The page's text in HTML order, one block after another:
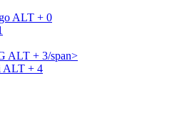
ALT + 0
ALT + 3/span>
ALT + 4